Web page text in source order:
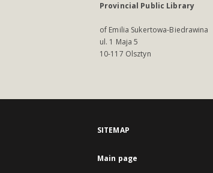
Provincial Public Library
of Emilia Sukertowa-Biedrawina
ul. 1 Maja 5
10-117 Olsztyn
SITEMAP
Main page